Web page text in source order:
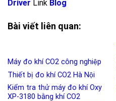
Driver Link Blog
Bài viết liên quan:
Máy đo khí CO2 công nghiệp
Thiết bị đo khí CO2 Hà Nội
Kiểm tra thử máy đo khí Oxy
XP-3180 bằng khí CO2